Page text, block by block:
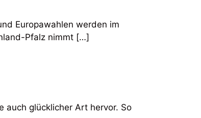
Europawahlen werden im
Pfalz nimmt […]
auch glücklicher Art hervor. So